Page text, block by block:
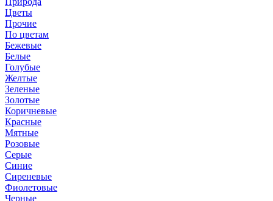
Цветы
Прочие
По цветам
Бежевые
Белые
Голубые
Желтые
Зеленые
Золотые
Коричневые
Красные
Мятные
Розовые
Серые
Синие
Сиреневые
Фиолетовые
Черные